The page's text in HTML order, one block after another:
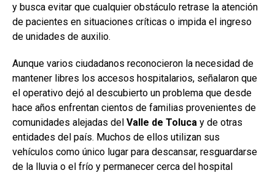
y busca evitar que cualquier obstáculo retrase la atención
de pacientes en situaciones críticas o impida el ingreso
de unidades de auxilio.
Aunque varios ciudadanos reconocieron la necesidad de
mantener libres los accesos hospitalarios, señalaron que
el operativo dejó al descubierto un problema que desde
hace años enfrentan cientos de familias provenientes de
comunidades alejadas del Valle de Toluca y de otras
entidades del país. Muchos de ellos utilizan sus
vehículos como único lugar para descansar, resguardarse
de la lluvia o el frío y permanecer cerca del hospital